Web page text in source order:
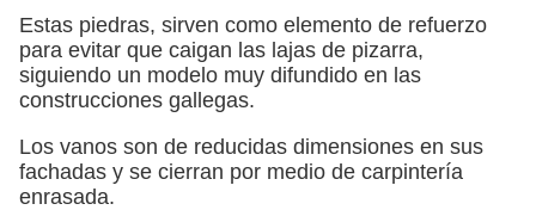
Estas piedras, sirven como elemento de refuerzo
para evitar que caigan las lajas de pizarra,
siguiendo un modelo muy difundido en las
construcciones gallegas.
Los vanos son de reducidas dimensiones en sus
fachadas y se cierran por medio de carpintería
enrasada.